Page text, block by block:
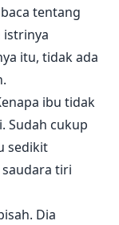
tentang
istrinya
itu, tidak ada
ibu tidak
Sudah cukup
sedikit
tiri
Dia